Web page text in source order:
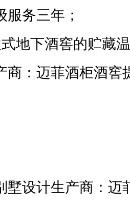
服务三年；
地下酒窖的贮藏
商：迈菲酒柜酒
墅设计生产商：